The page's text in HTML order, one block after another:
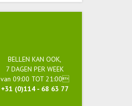
BELLEN KAN OOK,
7 DAGEN PER WEEK
van 09:00 TOT 21:00
+31 (0)114 - 68 63 77